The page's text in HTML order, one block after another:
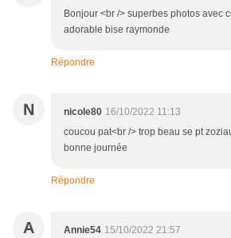
Bonjour <br /> superbes photos avec
adorable bise raymonde
Répondre
N nicole80 16/10/2022 11:13
coucou pat<br /> trop beau se pt
bonne journée
Répondre
A Annie54 15/10/2022 21:57